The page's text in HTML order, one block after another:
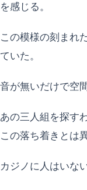
を感じる。
この模様の刻まれ
ていた。
音が無いだけで空
あの三人組を探す
この落ち着きとは
カジノに人はいない